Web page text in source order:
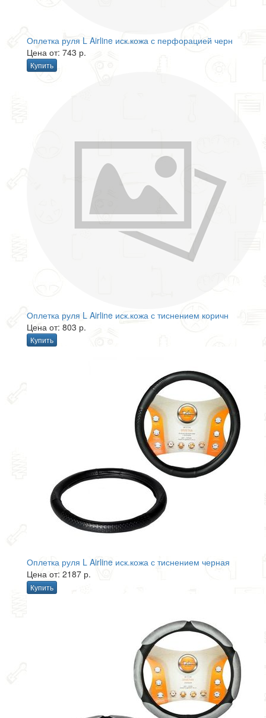
Оплетка руля L Airline иск.кожа с перфорацией черн
Цена от: 743 р.
Купить
Оплетка руля L Airline иск.кожа с тиснением коричн
Цена от: 803 р.
Купить
Оплетка руля L Airline иск.кожа с тиснением черная
Цена от: 2187 р.
Купить